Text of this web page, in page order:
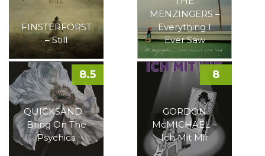
FINSTERFORST
– Still
MENZINGERS –
Everything I
Ever Saw
QUICKSAND –
Bring On The
Psychics
8.5
GORDON
McMICHAEL –
Ich Mit Mir
8